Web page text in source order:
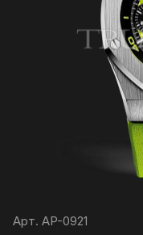
Арт. AP-0921